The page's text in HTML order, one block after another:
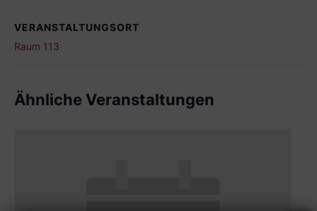
VERANSTALTUNGSORT
Raum 113
Ähnliche Veranstaltungen